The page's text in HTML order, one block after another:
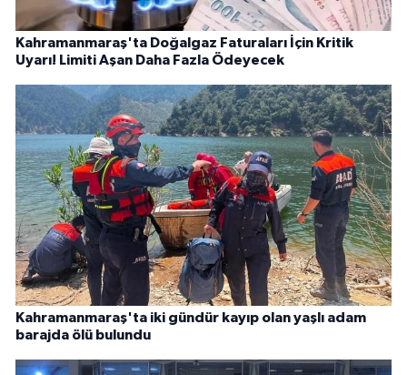
Kahramanmaraş'ta Doğalgaz Faturaları İçin Kritik
Uyarı! Limiti Aşan Daha Fazla Ödeyecek
Kahramanmaraş'ta iki gündür kayıp olan yaşlı adam
barajda ölü bulundu